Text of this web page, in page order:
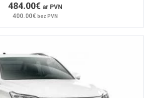
484.00€ ar PVN
400.00€ bez PVN